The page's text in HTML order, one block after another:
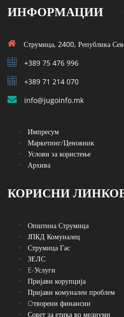
ИНФОРМАЦИИ
Струмица, 2400, Република
+389 75 476 996
+389 71 214 070
info@jugoinfo.mk
Импресум
Маркетинг/Ценовник
Услови за користење
Архива
КОРИСНИ
Општина Струмица
ЈПКД Комуналец
Струмица Гас
ЗЕЛС
E-Услуги
Пријави корупција
Пријави комунален проблем
Oтворени финансии
Совет за етика во медиуми